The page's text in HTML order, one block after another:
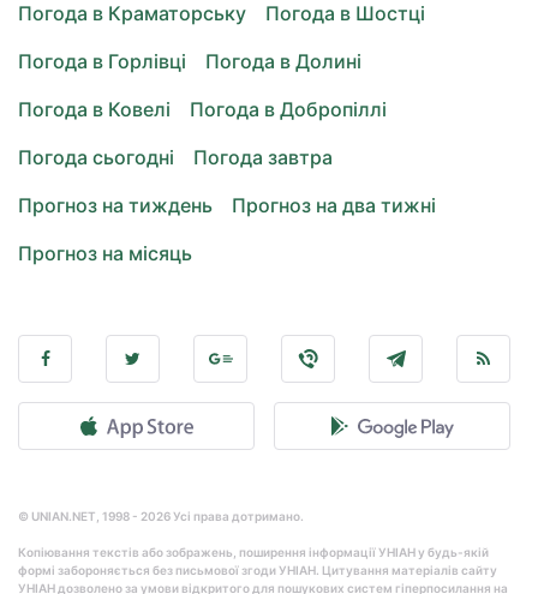
Погода в Краматорську
Погода в Шостці
Погода в Горлівці
Погода в Долині
Погода в Ковелі
Погода в Добропіллі
Погода сьогодні
Погода завтра
Прогноз на тиждень
Прогноз на два тижні
Прогноз на місяць
© UNIAN.NET, 1998 - 2026 Усі права дотримано.
Копіювання текстів або зображень, поширення інформації УНІАН у будь-якій
формі забороняється без письмової згоди УНІАН. Цитування матеріалів сайту
УНІАН дозволено за умови відкритого для пошукових систем гіперпосилання на